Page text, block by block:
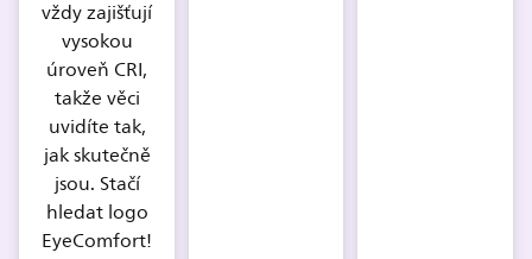
vždy zajišťují
vysokou
úroveň CRI,
takže věci
uvidíte tak,
jak skutečně
jsou. Stačí
hledat logo
EyeComfort!